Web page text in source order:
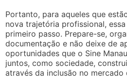
Portanto, para aqueles que
nova trajetória profissional,
primeiro passo. Prepare-se,
documentação e não deixe de
oportunidades que o Sine
juntos, como sociedade,
através da inclusão no mercado